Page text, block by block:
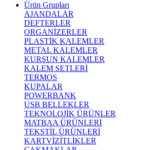
Ürün Grupları
AJANDALAR
DEFTERLER
ORGANİZERLER
PLASTİK KALEMLER
METAL KALEMLER
KURŞUN KALEMLER
KALEM SETLERİ
TERMOS
KUPALAR
POWERBANK
USB BELLEKLER
TEKNOLOJİK ÜRÜNLER
MATBAA ÜRÜNLERİ
TEKSTİL ÜRÜNLERİ
KARTVİZİTLİKLER